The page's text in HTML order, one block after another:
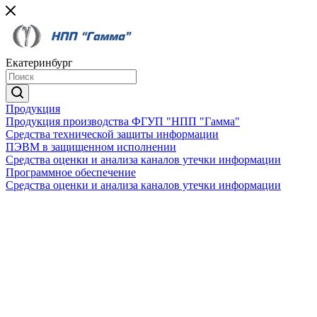
Екатеринбург
Продукция
Продукция производства ФГУП "НПП "Гамма"
Средства технической защиты информации
ПЭВМ в защищенном исполнении
Средства оценки и анализа каналов утечки информации
Программное обеспечение
Средства оценки и анализа каналов утечки информации